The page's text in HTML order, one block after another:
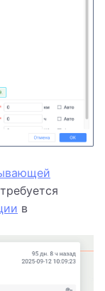
в